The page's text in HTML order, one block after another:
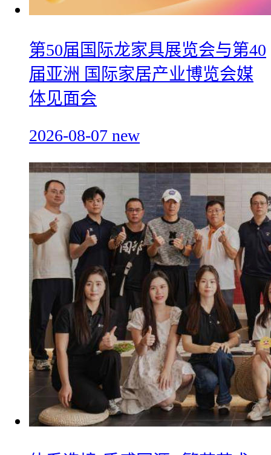
第50届国际龙家具展览会与第40
届亚洲 国际家居产业博览会媒
体见面会
2026-08-07 new